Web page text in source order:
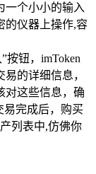
一个小小的输入
的仪器上操作,容
按钮，imToken
的详细信息，
对这些信息，确
易完成后，购买
列表中,仿佛你